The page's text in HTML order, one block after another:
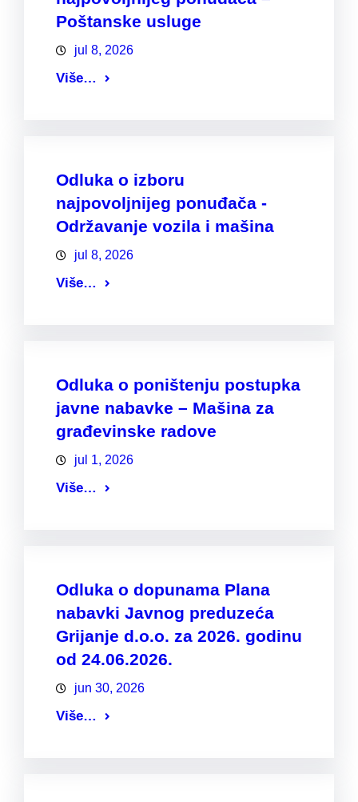
Poštanske usluge
jul 8, 2026
Više…
Odluka o izboru
najpovoljnijeg ponuđača -
Održavanje vozila i mašina
jul 8, 2026
Više…
Odluka o poništenju postupka
javne nabavke – Mašina za
građevinske radove
jul 1, 2026
Više…
Odluka o dopunama Plana
nabavki Javnog preduzeća
Grijanje d.o.o. za 2026. godinu
od 24.06.2026.
jun 30, 2026
Više…